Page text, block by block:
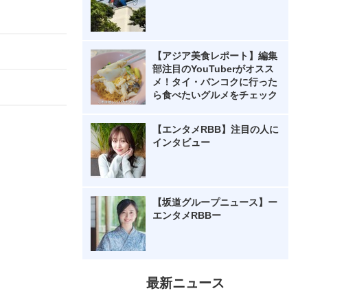
【アジア美食レポート】編集
部注目のYouTuberがオスス
メ！タイ・バンコクに行った
ら食べたいグルメをチェック
【エンタメRBB】注目の人に
インタビュー
【坂道グループニュース】ー
エンタメRBBー
最新ニュース